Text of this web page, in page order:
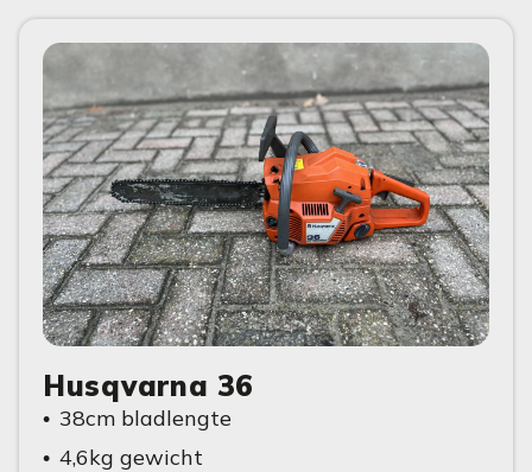
Husqvarna 36
38cm bladlengte
4,6kg gewicht